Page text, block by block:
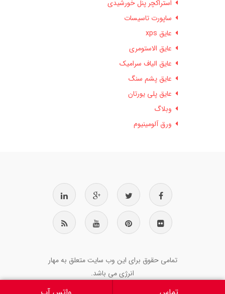
استراکچر پنل خورشیدی
ساپورت تاسیسات
عایق xps
عایق الاستومری
عایق الیاف سرامیک
عایق پشم سنگ
عایق پلی یورتان
وبلاگ
ورق آلومینیوم
تمامی حقوق برای این وب سایت متعلق به مهار
انرژی می باشد.